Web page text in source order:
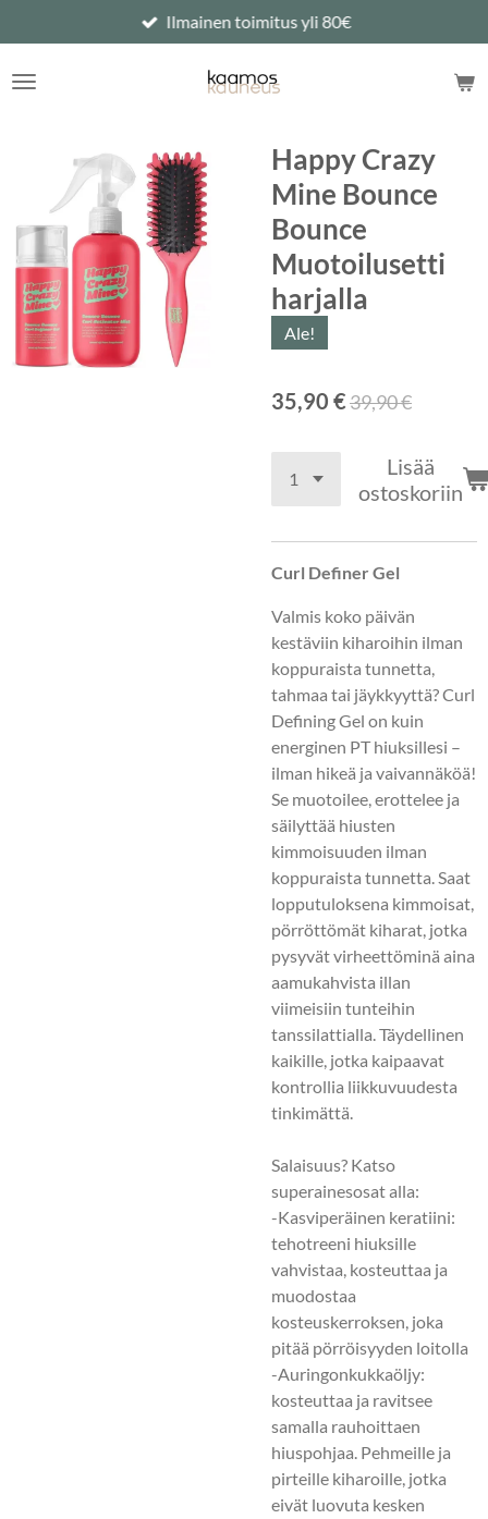
pääsisältöön
Ilmainen toimitus yli 80€
Happy Crazy
Mine Bounce
Bounce
Muotoilusetti
harjalla
Ale!
35,90 €39,90 €
Lisää
ostoskoriin
Curl Definer Gel
Valmis koko päivän
kestäviin kiharoihin ilman
koppuraista tunnetta,
tahmaa tai jäykkyyttä? Curl
Defining Gel on kuin
energinen PT hiuksillesi –
ilman hikeä ja vaivannäköä!
Se muotoilee, erottelee ja
säilyttää hiusten
kimmoisuuden ilman
koppuraista tunnetta. Saat
lopputuloksena kimmoisat,
pörröttömät kiharat, jotka
pysyvät virheettöminä aina
aamukahvista illan
viimeisiin tunteihin
tanssilattialla. Täydellinen
kaikille, jotka kaipaavat
kontrollia liikkuvuudesta
tinkimättä.
Salaisuus? Katso
superainesosat alla:
-Kasviperäinen keratiini:
tehotreeni hiuksille
vahvistaa, kosteuttaa ja
muodostaa
kosteuskerroksen, joka
pitää pörröisyyden loitolla
-Auringonkukkaöljy:
kosteuttaa ja ravitsee
samalla rauhoittaen
hiuspohjaa. Pehmeille ja
pirteille kiharoille, jotka
eivät luovuta kesken